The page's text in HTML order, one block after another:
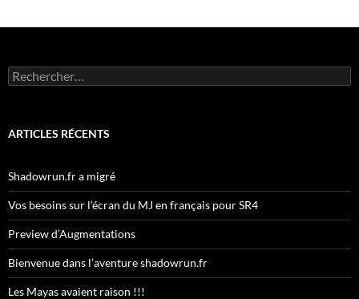
Rechercher :
ARTICLES RÉCENTS
Shadowrun.fr a migré
Vos besoins sur l’écran du MJ en français pour SR4
Preview d’Augmentations
Bienvenue dans l’aventure shadowrun.fr
Les Mayas avaient raison !!!